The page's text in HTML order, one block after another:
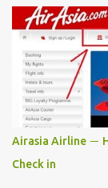
Airasia Airline －
Check in